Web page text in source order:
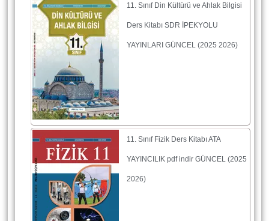
11. Sınıf Din Kültürü ve Ahlak Bilgisi
Ders Kitabı SDR İPEKYOLU
YAYINLARI GÜNCEL (2025 2026)
11. Sınıf Fizik Ders Kitabı ATA
YAYINCILIK pdf indir GÜNCEL (2025
2026)